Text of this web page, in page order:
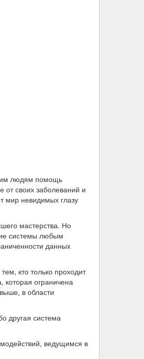
людям помощь
от своих заболеваний и
мир невидимых глазу
мастерства. Но
системы любым
данных
кто только проходит
которая ограничена
в области
другая система
ведущимся в